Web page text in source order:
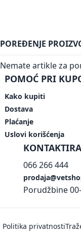
POREĐENJE
Nemate artikle za
POMOĆ PRI
Kako kupiti
Dostava
Plaćanje
Uslovi korišćenja
066 266 444
Porudžbine
Politika privatnosti